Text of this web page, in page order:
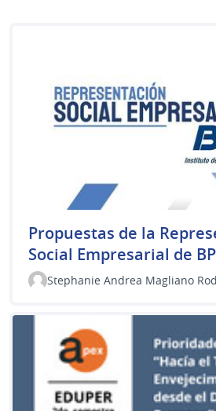
Propuestas de la
Social Empresarial de
Stephanie Andrea Magliano